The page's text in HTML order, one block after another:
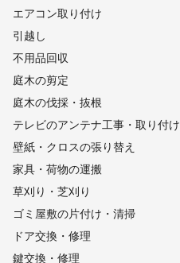
エアコン取り付け
引越し
不用品回収
庭木の剪定
庭木の伐採・抜根
テレビのアンテナ工事・取り付け
壁紙・クロスの張り替え
家具・荷物の運搬
草刈り・芝刈り
ゴミ屋敷の片付け・清掃
ドア交換・修理
鍵交換・修理